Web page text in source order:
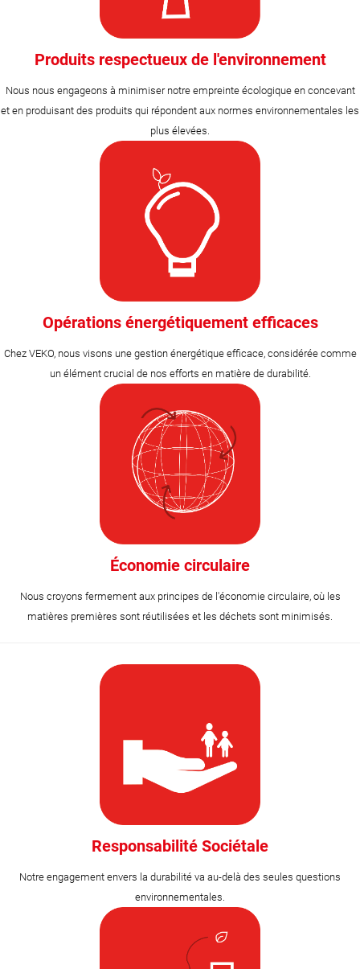
Produits respectueux de l'environnement
Nous nous engageons à minimiser notre empreinte écologique en concevant
et en produisant des produits qui répondent aux normes environnementales les
plus élevées.
Opérations énergétiquement efficaces
Chez VEKO, nous visons une gestion énergétique efficace, considérée comme
un élément crucial de nos efforts en matière de durabilité.
Économie circulaire
Nous croyons fermement aux principes de l'économie circulaire, où les
matières premières sont réutilisées et les déchets sont minimisés.
Responsabilité Sociétale
Notre engagement envers la durabilité va au-delà des seules questions
environnementales.